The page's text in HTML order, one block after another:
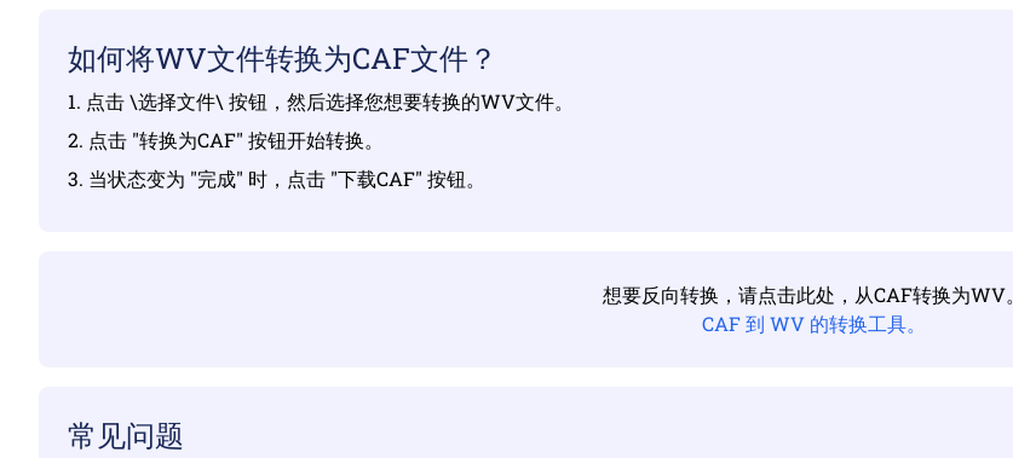
如何将WV文件转换为CAF文件？
1. 点击 \选择文件\ 按钮，然后选择您想要转换的WV文件。
2. 点击 "转换为CAF" 按钮开始转换。
3. 当状态变为 "完成" 时，点击 "下载CAF" 按钮。
想要反向转换，请点击此处，从CAF转换为WV。
CAF 到 WV 的转换工具。
常见问题